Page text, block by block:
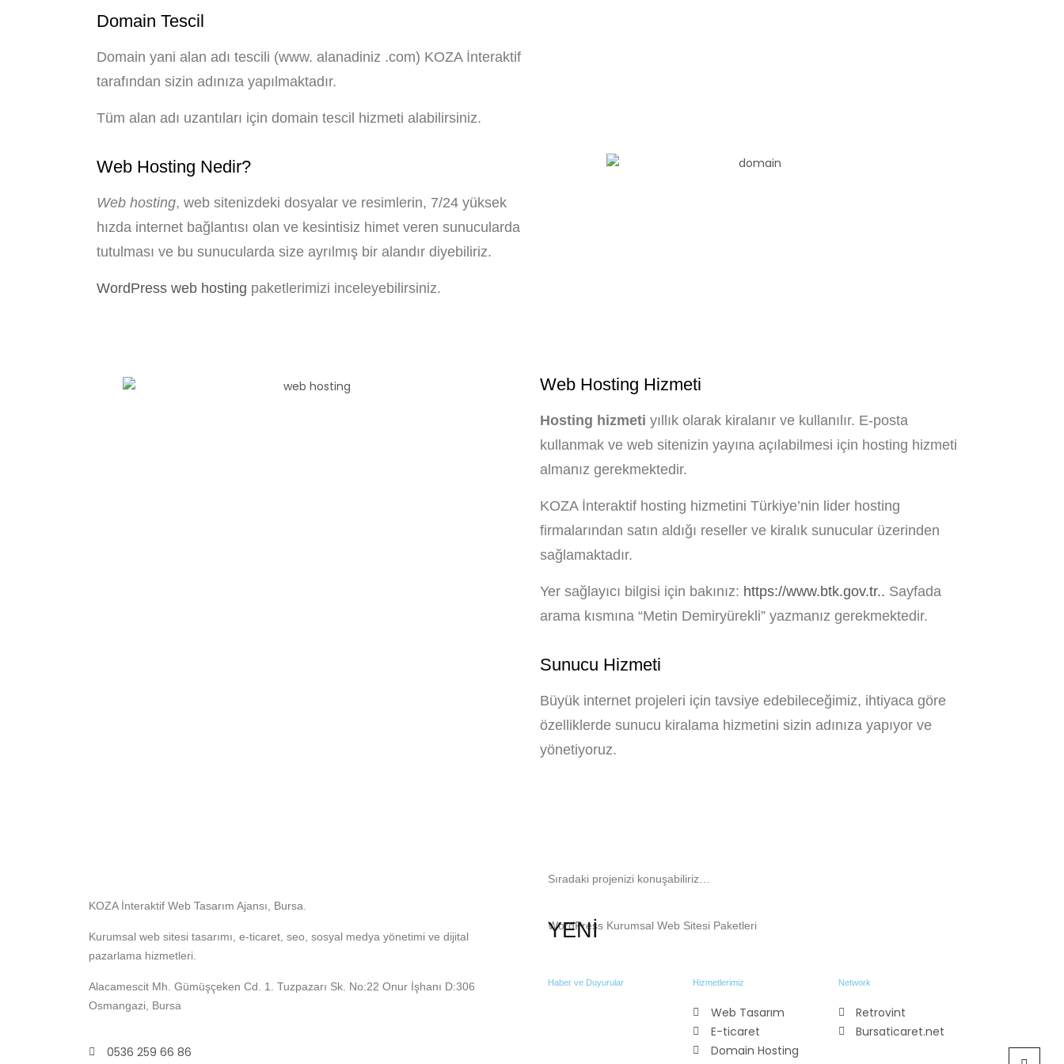
Domain Tescil
Domain yani alan adı tescili (www. alanadiniz .com) KOZA İnteraktif
tarafından sizin adınıza yapılmaktadır.
Tüm alan adı uzantıları için domain tescil hizmeti alabilirsiniz.
Web Hosting Nedir?
Web hosting, web sitenizdeki dosyalar ve resimlerin, 7/24 yüksek
hızda internet bağlantısı olan ve kesintisiz himet veren sunucularda
tutulması ve bu sunucularda size ayrılmış bir alandır diyebiliriz.
WordPress web hosting paketlerimizi inceleyebilirsiniz.
Web Hosting Hizmeti
Hosting hizmeti yıllık olarak kiralanır ve kullanılır. E-posta
kullanmak ve web sitenizin yayına açılabilmesi için hosting hizmeti
almanız gerekmektedir.
KOZA İnteraktif hosting hizmetini Türkiye’nin lider hosting
firmalarından satın aldığı reseller ve kiralık sunucular üzerinden
sağlamaktadır.
Yer sağlayıcı bilgisi için bakınız: https://www.btk.gov.tr.. Sayfada
arama kısmına “Metin Demiryürekli” yazmanız gerekmektedir.
Sunucu Hizmeti
Büyük internet projeleri için tavsiye edebileceğimiz, ihtiyaca göre
özelliklerde sunucu kiralama hizmetini sizin adınıza yapıyor ve
yönetiyoruz.
KOZA İnteraktif Web Tasarım Ajansı, Bursa.
Kurumsal web sitesi tasarımı, e-ticaret, seo, sosyal medya yönetimi ve dijital
pazarlama hizmetleri.
Alacamescit Mh. Gümüşçeken Cd. 1. Tuzpazarı Sk. No:22 Onur İşhanı D:306
Osmangazi, Bursa
0536 259 66 86
Sıradaki projenizi konuşabiliriz…
WordPress Kurumsal Web Sitesi Paketleri
YENİ
Haber ve Duyurular Hizmetlerimiz
Web Tasarım
E-ticaret
Domain Hosting
Network
Retrovint
Bursaticaret.net